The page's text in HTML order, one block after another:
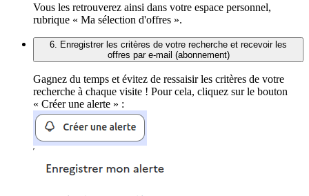
Vous les retrouverez ainsi dans votre espace personnel,
rubrique « Ma sélection d'offres ».
6. Enregistrer les critères de votre recherche et recevoir les
offres par e-mail (abonnement)
Gagnez du temps et évitez de ressaisir les critères de votre
recherche à chaque visite ! Pour cela, cliquez sur le bouton
« Créer une alerte » :